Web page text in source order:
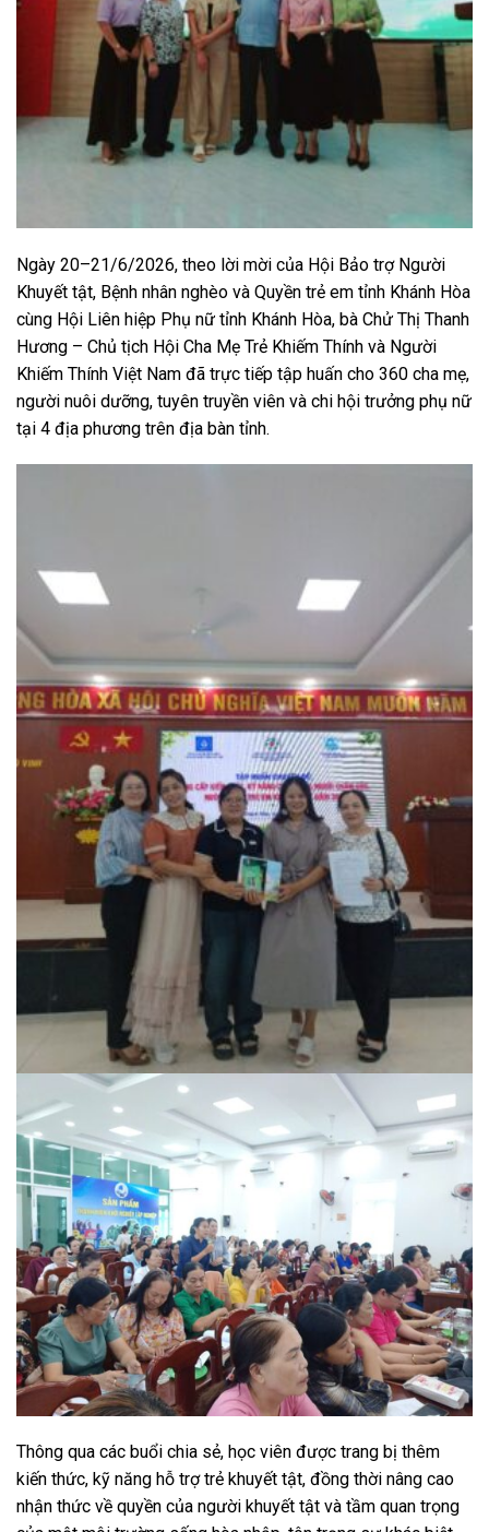
Ngày 20–21/6/2026, theo lời mời của Hội Bảo trợ Người
Khuyết tật, Bệnh nhân nghèo và Quyền trẻ em tỉnh Khánh Hòa
cùng Hội Liên hiệp Phụ nữ tỉnh Khánh Hòa, bà Chử Thị Thanh
Hương – Chủ tịch Hội Cha Mẹ Trẻ Khiếm Thính và Người
Khiếm Thính Việt Nam đã trực tiếp tập huấn cho 360 cha mẹ,
người nuôi dưỡng, tuyên truyền viên và chi hội trưởng phụ nữ
tại 4 địa phương trên địa bàn tỉnh.
Thông qua các buổi chia sẻ, học viên được trang bị thêm
kiến thức, kỹ năng hỗ trợ trẻ khuyết tật, đồng thời nâng cao
nhận thức về quyền của người khuyết tật và tầm quan trọng